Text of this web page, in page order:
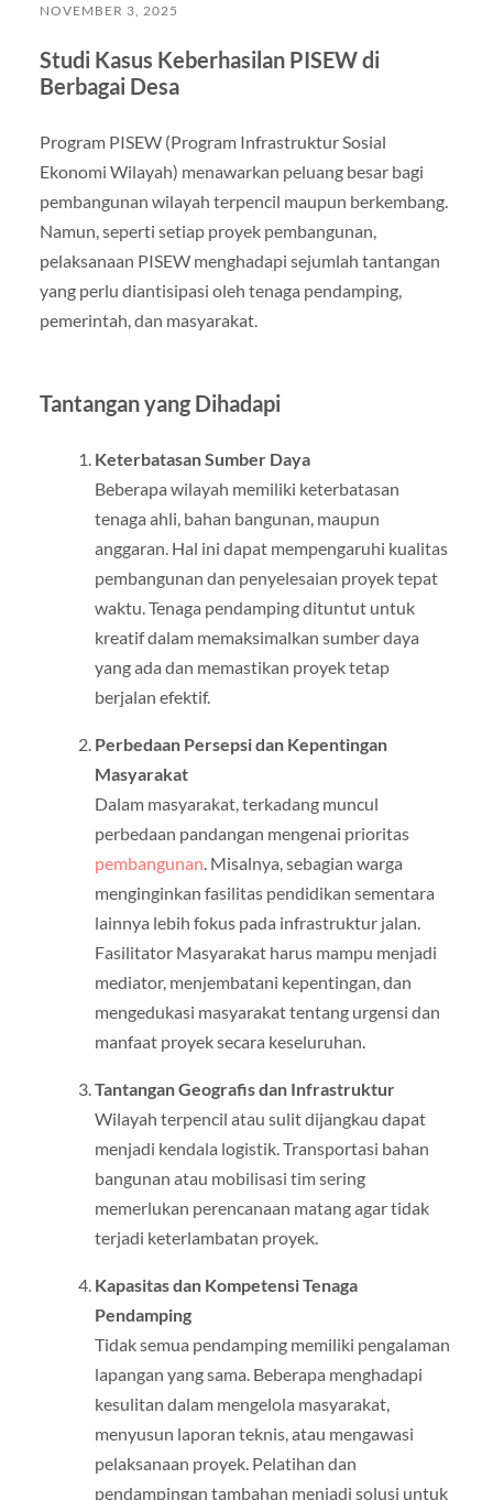
NOVEMBER 3, 2025
Studi Kasus Keberhasilan PISEW di
Berbagai Desa
Program PISEW (Program Infrastruktur Sosial
Ekonomi Wilayah) menawarkan peluang besar bagi
pembangunan wilayah terpencil maupun berkembang.
Namun, seperti setiap proyek pembangunan,
pelaksanaan PISEW menghadapi sejumlah tantangan
yang perlu diantisipasi oleh tenaga pendamping,
pemerintah, dan masyarakat.
Tantangan yang Dihadapi
Keterbatasan Sumber Daya
Beberapa wilayah memiliki keterbatasan
tenaga ahli, bahan bangunan, maupun
anggaran. Hal ini dapat mempengaruhi kualitas
pembangunan dan penyelesaian proyek tepat
waktu. Tenaga pendamping dituntut untuk
kreatif dalam memaksimalkan sumber daya
yang ada dan memastikan proyek tetap
berjalan efektif.
Perbedaan Persepsi dan Kepentingan
Masyarakat
Dalam masyarakat, terkadang muncul
perbedaan pandangan mengenai prioritas
pembangunan . Misalnya, sebagian warga
menginginkan fasilitas pendidikan sementara
lainnya lebih fokus pada infrastruktur jalan.
Fasilitator Masyarakat harus mampu menjadi
mediator, menjembatani kepentingan, dan
mengedukasi masyarakat tentang urgensi dan
manfaat proyek secara keseluruhan.
Tantangan Geografis dan Infrastruktur
Wilayah terpencil atau sulit dijangkau dapat
menjadi kendala logistik. Transportasi bahan
bangunan atau mobilisasi tim sering
memerlukan perencanaan matang agar tidak
terjadi keterlambatan proyek.
Kapasitas dan Kompetensi Tenaga
Pendamping
Tidak semua pendamping memiliki pengalaman
lapangan yang sama. Beberapa menghadapi
kesulitan dalam mengelola masyarakat,
menyusun laporan teknis, atau mengawasi
pelaksanaan proyek. Pelatihan dan
pendampingan tambahan menjadi solusi untuk